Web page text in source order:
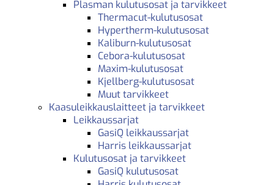
Plasman kulutusosat ja tarvikkeet
Thermacut-kulutusosat
Hypertherm-kulutusosat
Kaliburn-kulutusosat
Cebora-kulutusosat
Maxim-kulutusosat
Kjellberg-kulutusosat
Muut tarvikkeet
Kaasuleikkauslaitteet ja tarvikkeet
Leikkaussarjat
GasiQ leikkaussarjat
Harris leikkaussarjat
Kulutusosat ja tarvikkeet
GasiQ kulutusosat